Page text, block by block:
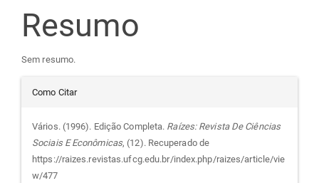
do
artigo
principal
Resumo
Sem resumo.
Detalhes
do
artigo
Como Citar
Vários. (1996). Edição Completa. Raízes: Revista De Ciências
Sociais E Econômicas, (12). Recuperado de
https://raizes.revistas.ufcg.edu.br/index.php/raizes/article/vie
w/477